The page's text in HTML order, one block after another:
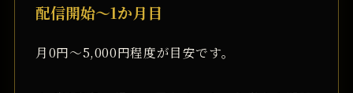
配信開始〜1か月目
月0円〜5,000円程度が目安です。